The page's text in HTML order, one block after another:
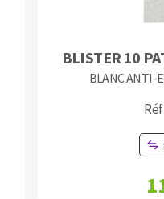
BLISTER 10
BLANC ANTI-